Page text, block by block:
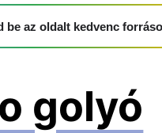
be az oldalt kedvenc
golyó